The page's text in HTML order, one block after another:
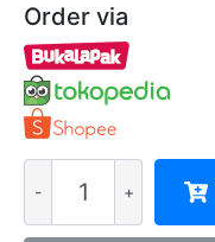
Order via
PRINTER
BARCODE